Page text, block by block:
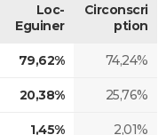
Loc-
Eguiner
Circonscri
ption
79,62% 74,24%
20,38% 25,76%
1,45% 2,01%